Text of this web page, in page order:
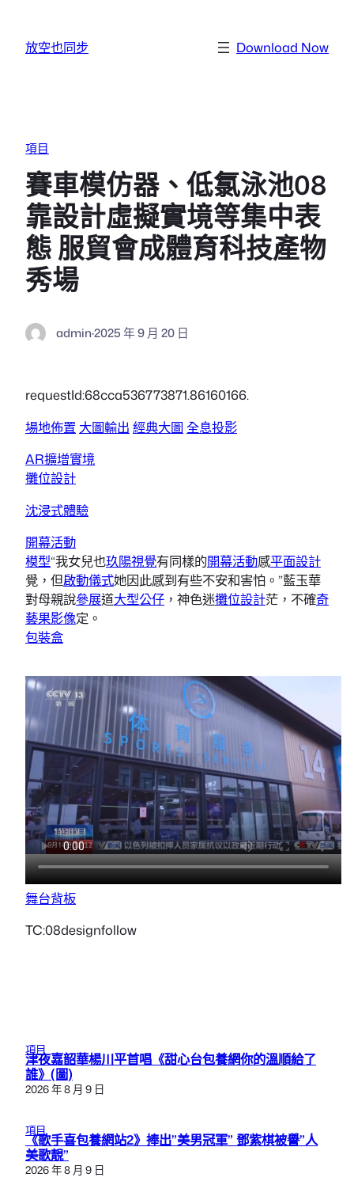
放空也同步 Download Now
項目
賽車模仿器、低氯泳池08
靠設計虛擬實境等集中表
態 服貿會成體育科技產物
秀場
admin·2025 年 9 月 20 日
requestId:68cca536773871.86160166.
場地佈置 大圖輸出 經典大圖 全息投影
AR擴增實境
攤位設計
沈浸式體驗
開幕活動
模型“我女兒也玖陽視覺有同樣的開幕活動感平面設計
覺，但啟動儀式她因此感到有些不安和害怕。”藍玉華
對母親說參展道大型公仔 ，神色迷攤位設計茫，不確奇
藝果影像定。
包裝盒
舞台背板
TC:08designfollow
項目
津夜嘉韶華楊川平首唱《甜心台包養網你的溫順給了
誰》(圖)
2026 年 8 月 9 日
項目
《歌手喜包養網站2》捧出”美男冠軍” 鄧紫棋被譽”人
美歌靚”
2026 年 8 月 9 日